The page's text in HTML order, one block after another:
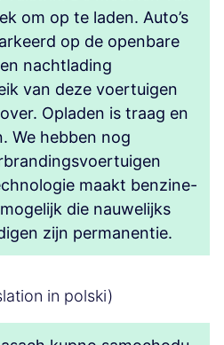
om op te laden. Auto’s
op de openbare
nachtlading
van deze voertuigen
Opladen is traag en
We hebben nog
maakt benzine-
die nauwelijks
zijn permanentie.
in polski)